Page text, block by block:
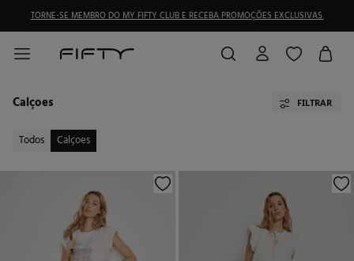
TORNE-SE MEMBRO DO MY FIFTY CLUB E RECEBA PROMOÇÕES EXCLUSIVAS.
Calçoes FILTRAR
Todos Calçoes